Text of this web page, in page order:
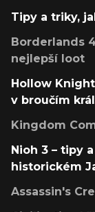
Tipy a triky,
Borderlands
nejlepší loot
Hollow
v broučím
Kingdom
Nioh 3 – tipy
historickém
Assassin's